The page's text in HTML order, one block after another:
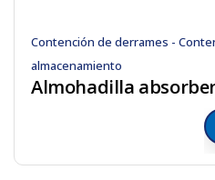
Contención de derrames -
almacenamiento